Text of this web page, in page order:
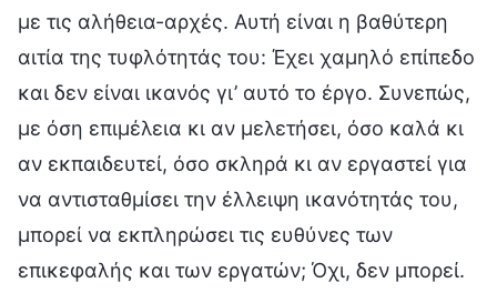
με τις αλήθεια-αρχές. Αυτή είναι η βαθύτερη
αιτία της τυφλότητάς του: Έχει χαμηλό επίπεδο
και δεν είναι ικανός γι’ αυτό το έργο. Συνεπώς,
με όση επιμέλεια κι αν μελετήσει, όσο καλά κι
αν εκπαιδευτεί, όσο σκληρά κι αν εργαστεί για
να αντισταθμίσει την έλλειψη ικανότητάς του,
μπορεί να εκπληρώσει τις ευθύνες των
επικεφαλής και των εργατών; Όχι, δεν μπορεί.